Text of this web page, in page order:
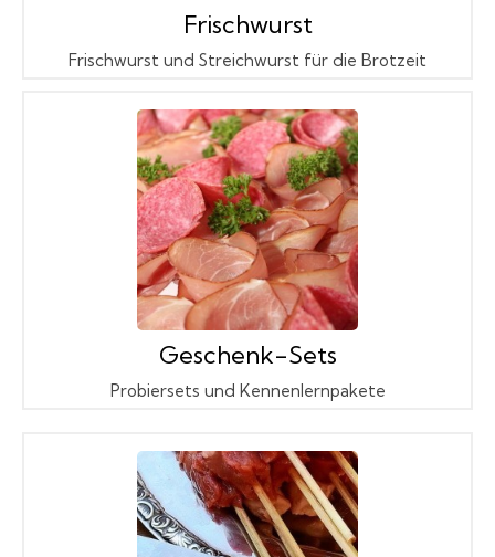
Frischwurst
Frischwurst und Streichwurst für die Brotzeit
Geschenk-Sets
Probiersets und Kennenlernpakete